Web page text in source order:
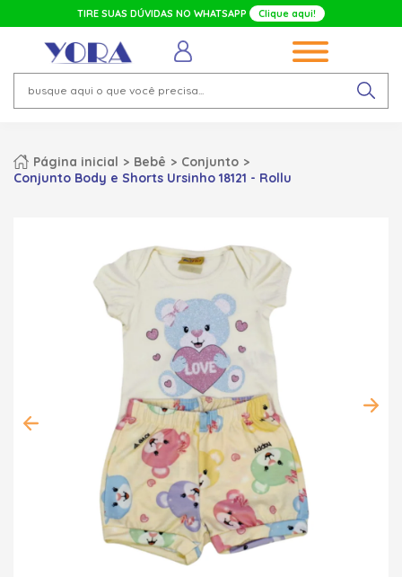
TIRE SUAS DÚVIDAS NO WHATSAPP Clique aqui!
Página inicial Bebê
Conjunto
Conjunto Body e Shorts Ursinho 18121 - Rollu